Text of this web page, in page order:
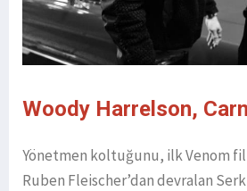
Woody Harrelson,
Yönetmen koltuğunu, ilk Venom
Ruben Fleischer’dan devralan